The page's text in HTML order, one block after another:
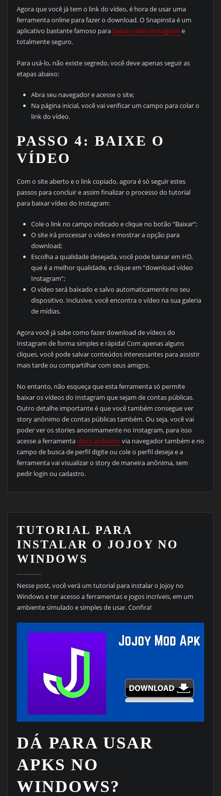
Agora que você já tem o link do vídeo, é hora de usar uma
ferramenta online para fazer o download. O Snapinsta é um
aplicativo bastante famoso para baixar vídeo Instagram e
totalmente seguro.
Para usá-lo, não existe segredo, você deve apenas seguir as
etapas abaixo:
Abra seu navegador e acesse o site;
Na página inicial, você vai verificar um campo para colar o
link do vídeo.
PASSO 4: BAIXE O
VÍDEO
Com o site aberto e o link copiado, agora é só seguir estes
passos para concluir e assim finalizar o processo do tutorial
para baixar vídeo do Instagram:
Cole o link no campo indicado e clique no botão “Baixar”;
O site irá processar o vídeo e mostrar a opção para
download;
Escolha a qualidade desejada, você pode baixar em HD,
que é a melhor qualidade, e clique em “download vídeo
Instagram”;
O vídeo será baixado e salvo automaticamente no seu
dispositivo. Inclusive, você encontra o vídeo na sua galeria
de mídias.
Agora você já sabe como fazer download de vídeos do
Instagram de forma simples e rápida! Com apenas alguns
cliques, você pode salvar conteúdos interessantes para assistir
mais tarde ou compartilhar com seus amigos.
No entanto, não esqueça que esta ferramenta só permite
baixar os vídeos do Instagram que sejam de contas públicas.
Outro detalhe importante é que você também consegue ver
story anônimo de contas públicas também. Ou seja, você vai
poder ver os stories anonimamente no Instagram, para isso
acesse a ferramentastory anônimo via navegador também e no
campo de busca de perfil digite ou cole o perfil deseja e a
ferramenta vai visualizar o story de maneira anônima, sem
pedir login ou cadastro.
TUTORIAL PARA
INSTALAR O JOJOY NO
WINDOWS
Nesse post, você verá um tutorial para instalar o Jojoy no
Windows e ter acesso a ferramentas e jogos incríveis, em um
ambiente simulado e simples de usar. Confira!
DÁ PARA USAR
APKS NO
WINDOWS?